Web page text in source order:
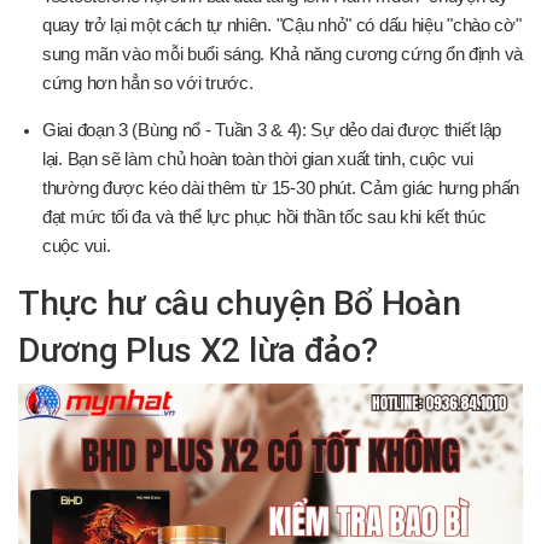
quay trở lại một cách tự nhiên. "Cậu nhỏ" có dấu hiệu "chào cờ"
sung mãn vào mỗi buổi sáng. Khả năng cương cứng ổn định và
cứng hơn hẳn so với trước.
Giai đoạn 3 (Bùng nổ - Tuần 3 & 4): Sự dẻo dai được thiết lập
lại. Bạn sẽ làm chủ hoàn toàn thời gian xuất tinh, cuộc vui
thường được kéo dài thêm từ 15-30 phút. Cảm giác hưng phấn
đạt mức tối đa và thể lực phục hồi thần tốc sau khi kết thúc
cuộc vui.
Thực hư câu chuyện Bổ Hoàn
Dương Plus X2 lừa đảo?